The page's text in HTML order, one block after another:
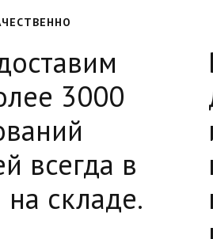
3000
всегда в
складе.